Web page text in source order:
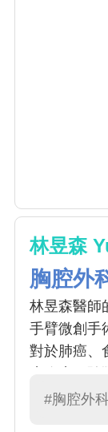
林昱森
胸腔外
林昱森醫師
手臂微創手
對於肺癌、
護，能給
#胸腔外